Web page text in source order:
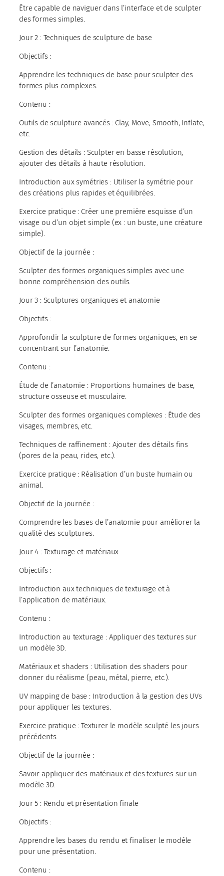
Être capable de naviguer dans l’interface et de sculpter
des formes simples.
Jour 2 : Techniques de sculpture de base
Objectifs :
Apprendre les techniques de base pour sculpter des
formes plus complexes.
Contenu :
Outils de sculpture avancés : Clay, Move, Smooth, Inflate,
etc.
Gestion des détails : Sculpter en basse résolution,
ajouter des détails à haute résolution.
Introduction aux symétries : Utiliser la symétrie pour
des créations plus rapides et équilibrées.
Exercice pratique : Créer une première esquisse d’un
visage ou d’un objet simple (ex : un buste, une créature
simple).
Objectif de la journée :
Sculpter des formes organiques simples avec une
bonne compréhension des outils.
Jour 3 : Sculptures organiques et anatomie
Objectifs :
Approfondir la sculpture de formes organiques, en se
concentrant sur l’anatomie.
Contenu :
Étude de l’anatomie : Proportions humaines de base,
structure osseuse et musculaire.
Sculpter des formes organiques complexes : Étude des
visages, membres, etc.
Techniques de raffinement : Ajouter des détails fins
(pores de la peau, rides, etc.).
Exercice pratique : Réalisation d’un buste humain ou
animal.
Objectif de la journée :
Comprendre les bases de l’anatomie pour améliorer la
qualité des sculptures.
Jour 4 : Texturage et matériaux
Objectifs :
Introduction aux techniques de texturage et à
l’application de matériaux.
Contenu :
Introduction au texturage : Appliquer des textures sur
un modèle 3D.
Matériaux et shaders : Utilisation des shaders pour
donner du réalisme (peau, métal, pierre, etc.).
UV mapping de base : Introduction à la gestion des UVs
pour appliquer les textures.
Exercice pratique : Texturer le modèle sculpté les jours
précédents.
Objectif de la journée :
Savoir appliquer des matériaux et des textures sur un
modèle 3D.
Jour 5 : Rendu et présentation finale
Objectifs :
Apprendre les bases du rendu et finaliser le modèle
pour une présentation.
Contenu :